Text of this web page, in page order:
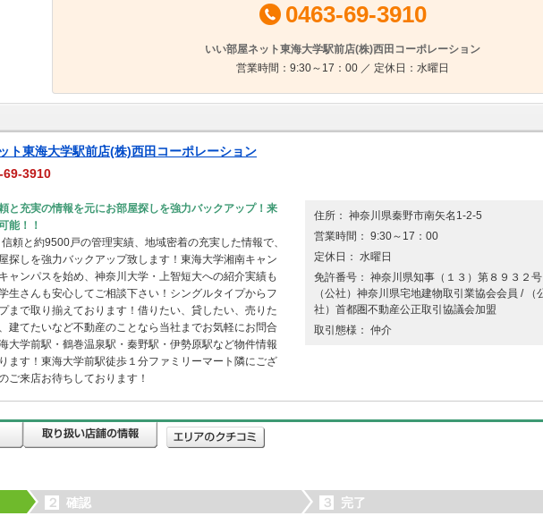
0463-69-3910
いい部屋ネット東海大学駅前店(株)西田コーポレーション
営業時間：9:30～17：00 ／ 定休日：水曜日
ト東海大学駅前店(株)西田コーポレーション
69-3910
と充実の情報を元にお部屋探しを強力バックアップ！来
能！！
頼と約9500戸の管理実績、地域密着の充実した情報で、
探しを強力バックアップ致します！東海大学湘南キャン
ャンパスを始め、神奈川大学・上智短大への紹介実績も
生さんも安心してご相談下さい！シングルタイプからフ
まで取り揃えております！借りたい、貸したい、売りた
建てたいなど不動産のことなら当社までお気軽にお問合
大学前駅・鶴巻温泉駅・秦野駅・伊勢原駅など物件情報
ます！東海大学前駅徒歩１分ファミリーマート隣にござ
ご来店お待ちしております！
住所： 神奈川県秦野市南矢名1-2-5
営業時間： 9:30～17：00
定休日： 水曜日
免許番号： 神奈川県知事（１３）第８９３２
（公社）神奈川県宅地建物取引業協会会員 / （
社）首都圏不動産公正取引協議会加盟
取引態様： 仲介
２ 確認 ３ 完了